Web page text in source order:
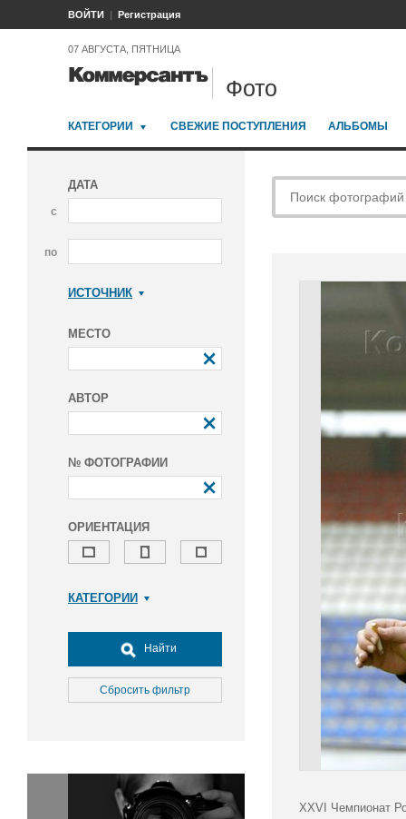
ВОЙТИ Регистрация
07 АВГУСТА, ПЯТНИЦА
Фото
КАТЕГОРИИ СВЕЖИЕ ПОСТУПЛЕНИЯ АЛЬБОМЫ
ДАТА
с
по
ИСТОЧНИК
МЕСТО
АВТОР
№ ФОТОГРАФИИ
ОРИЕНТАЦИЯ
КАТЕГОРИИ
Досуг, туризм и отдых
Культура
Медицина
Окружающая среда
Политика
Найти
Сбросить фильтр
XXVI Чемпионат